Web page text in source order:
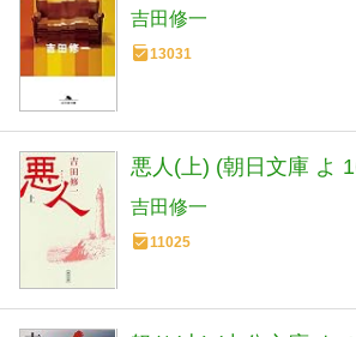
吉田修一
13031
悪人(上) (朝日文庫 よ
吉田修一
11025